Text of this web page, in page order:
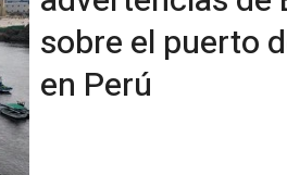
sobre el puerto
en Perú